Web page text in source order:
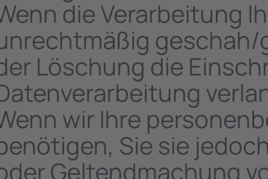
die Verarbeitung
Löschung die
wir Ihre
Sie sie
Geltendmachung